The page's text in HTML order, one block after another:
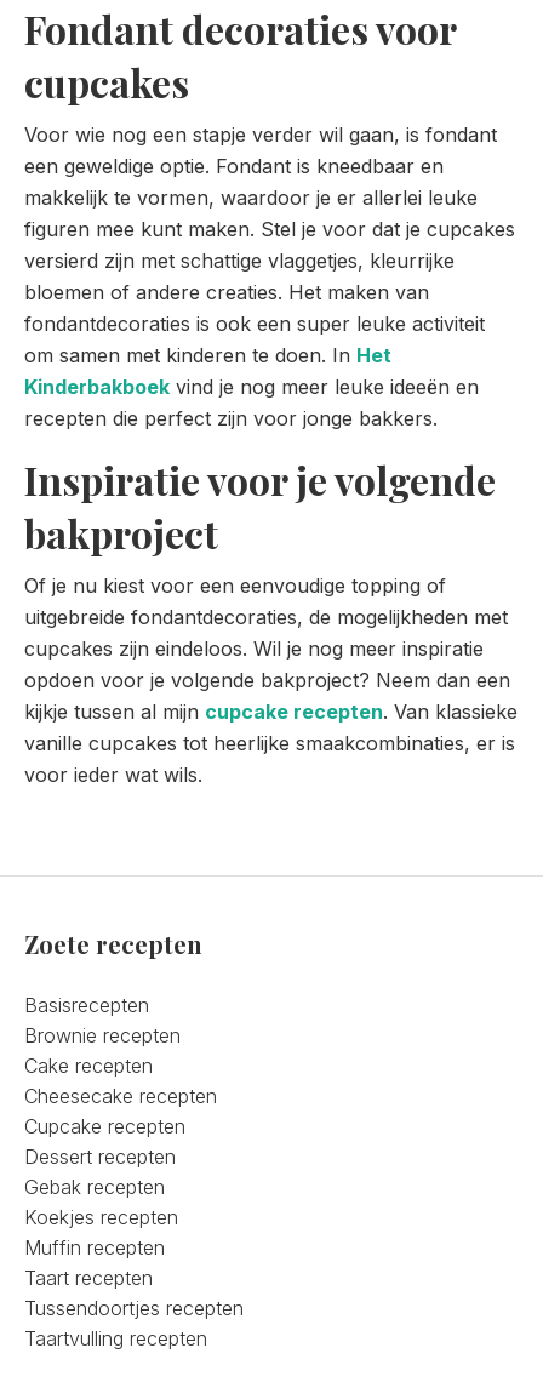
Fondant decoraties voor
cupcakes
Voor wie nog een stapje verder wil gaan, is fondant
een geweldige optie. Fondant is kneedbaar en
makkelijk te vormen, waardoor je er allerlei leuke
figuren mee kunt maken. Stel je voor dat je cupcakes
versierd zijn met schattige vlaggetjes, kleurrijke
bloemen of andere creaties. Het maken van
fondantdecoraties is ook een super leuke activiteit
om samen met kinderen te doen. In Het
Kinderbakboek vind je nog meer leuke ideeën en
recepten die perfect zijn voor jonge bakkers.
Inspiratie voor je volgende
bakproject
Of je nu kiest voor een eenvoudige topping of
uitgebreide fondantdecoraties, de mogelijkheden met
cupcakes zijn eindeloos. Wil je nog meer inspiratie
opdoen voor je volgende bakproject? Neem dan een
kijkje tussen al mijn cupcake recepten. Van klassieke
vanille cupcakes tot heerlijke smaakcombinaties, er is
voor ieder wat wils.
Zoete recepten
Basisrecepten
Brownie recepten
Cake recepten
Cheesecake recepten
Cupcake recepten
Dessert recepten
Gebak recepten
Koekjes recepten
Muffin recepten
Taart recepten
Tussendoortjes recepten
Taartvulling recepten